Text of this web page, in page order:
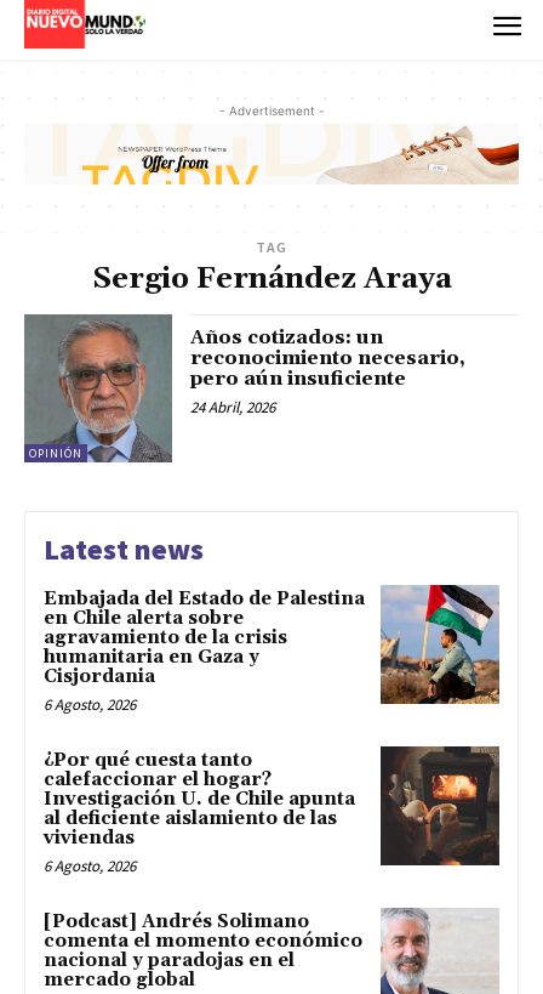
- Advertisement -
TAG
Sergio Fernández Araya
OPINIÓN
Años cotizados: un
reconocimiento necesario,
pero aún insuficiente
24 Abril, 2026
Latest news
Embajada del Estado de Palestina
en Chile alerta sobre
agravamiento de la crisis
humanitaria en Gaza y
Cisjordania
6 Agosto, 2026
¿Por qué cuesta tanto
calefaccionar el hogar?
Investigación U. de Chile apunta
al deficiente aislamiento de las
viviendas
6 Agosto, 2026
[Podcast] Andrés Solimano
comenta el momento económico
nacional y paradojas en el
mercado global